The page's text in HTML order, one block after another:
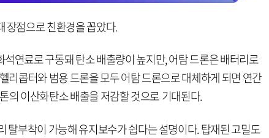
장점으로 친환경을 꼽았다.
연료로 구동돼 탄소 배출량이 높지만, 어탐 드론은 배터리로
리콥터와 범용 드론을 모두 어탐 드론으로 대체하게 되면 연간
의 이산화탄소 배출을 저감할 것으로 기대된다.
탈부착이 가능해 유지보수가 쉽다는 설명이다. 탑재된 고밀도